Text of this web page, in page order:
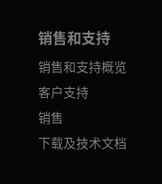
销售和支持
销售和支持概览
客户支持
销售
下载及技术文档